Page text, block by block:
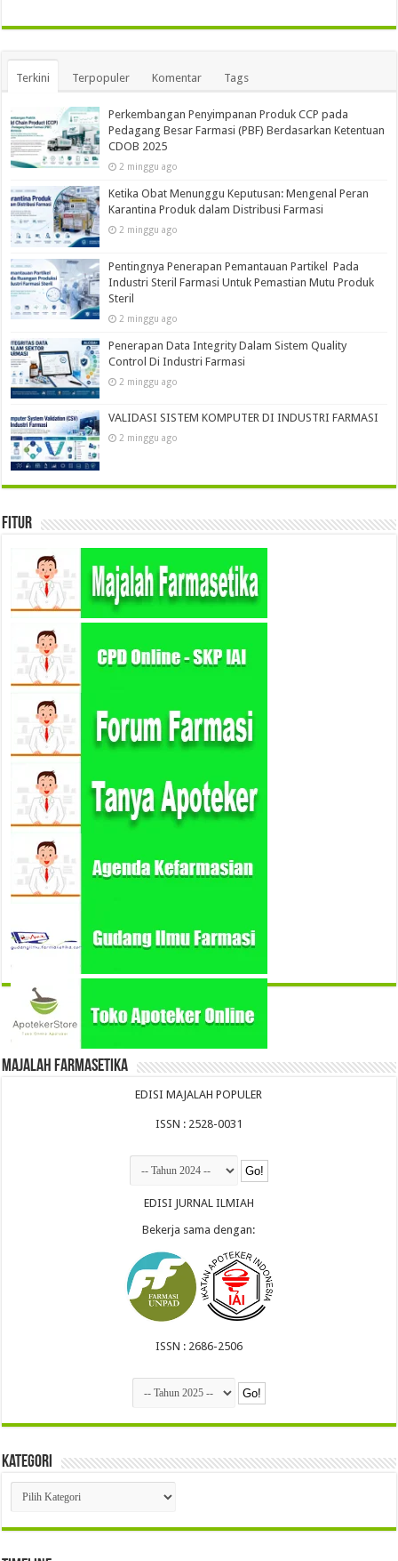
Terkini Terpopuler Komentar Tags
Perkembangan Penyimpanan Produk CCP pada
Pedagang Besar Farmasi (PBF) Berdasarkan Ketentuan
CDOB 2025
2 minggu ago
Ketika Obat Menunggu Keputusan: Mengenal Peran
Karantina Produk dalam Distribusi Farmasi
2 minggu ago
Pentingnya Penerapan Pemantauan Partikel Pada
Industri Steril Farmasi Untuk Pemastian Mutu Produk
Steril
2 minggu ago
Penerapan Data Integrity Dalam Sistem Quality
Control Di Industri Farmasi
2 minggu ago
VALIDASI SISTEM KOMPUTER DI INDUSTRI FARMASI
2 minggu ago
Fitur
Majalah Farmasetika
EDISI MAJALAH POPULER
ISSN : 2528-0031
EDISI JURNAL ILMIAH
Bekerja sama dengan:
ISSN : 2686-2506
Kategori
Kategori